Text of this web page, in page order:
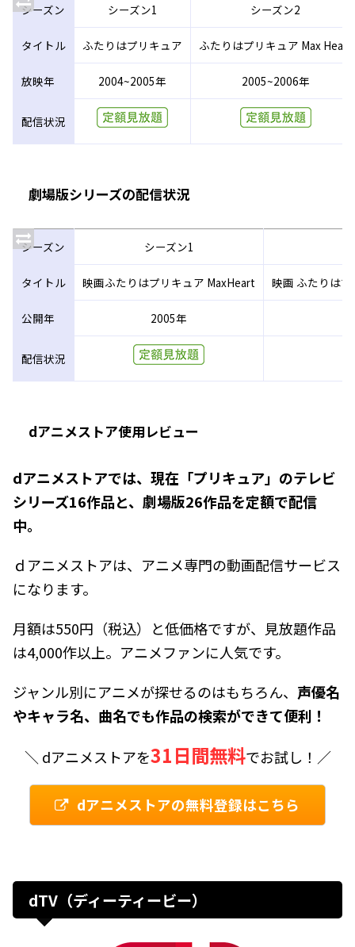
シーズン シーズン1 シーズン2
タイトル ふたりはプリキュア ふたりはプリキュア Max Heart
放映年 2004~2005年 2005~2006年
配信状況
劇場版シリーズの配信状況
シーズン シーズン1
タイトル 映画ふたりはプリキュア MaxHeart 映画 ふたりは
公開年 2005年
配信状況
dアニメストア使用レビュー
dアニメストアでは、現在「プリキュア」のテレビ
シリーズ16作品と、劇場版26作品を定額で配信
中。
ｄアニメストアは、アニメ専門の動画配信サービス
になります。
月額は550円（税込）と低価格ですが、見放題作品
は4,000作以上。アニメファンに人気です。
ジャンル別にアニメが探せるのはもちろん、 声優名
やキャラ名、曲名でも作品の検索ができて便利！
＼ dアニメストアを31日間無料でお試し！／
dアニメストアの無料登録はこちら
dTV（ディーティービー）